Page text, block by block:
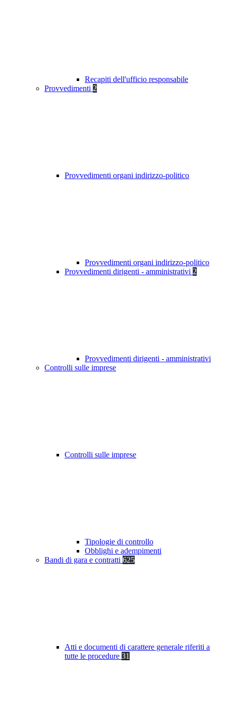
Recapiti dell'ufficio responsabile
Provvedimenti 2
Provvedimenti organi indirizzo-politico
Provvedimenti organi indirizzo-politico
Provvedimenti dirigenti - amministrativi 2
Provvedimenti dirigenti - amministrativi
Controlli sulle imprese
Controlli sulle imprese
Tipologie di controllo
Obblighi e adempimenti
Bandi di gara e contratti 625
Atti e documenti di carattere generale riferiti a
tutte le procedure 31